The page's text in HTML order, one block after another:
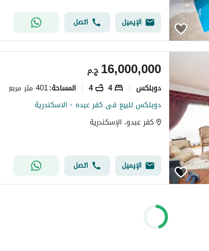
الإيميل اتصل
ج.م16,000,000
دوبلكس 4
4 المساحة:401 متر مربع
دوبلكس للبيع فى كفر عبده - الاسكندرية
كفر عبدو، الإسكندرية
الإيميل اتصل